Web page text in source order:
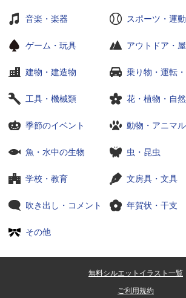
音楽・楽器 スポーツ・運動
ゲーム・玩具 アウトドア・
建物・建造物 乗り物・運転
工具・機械類 花・植物・自然
季節のイベント 動物・アニマル
魚・水中の生物 虫・昆虫
学校・教育 文房具・文具
吹き出し・コメント 年賀状・干支
その他
無料シルエットイラスト一覧
ご利用規約